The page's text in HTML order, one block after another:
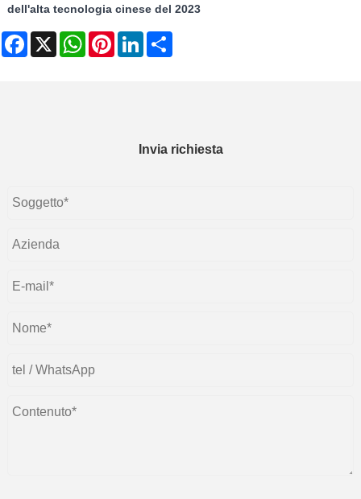
dell'alta tecnologia cinese del 2023
Facebook
X WhatsAppPinterestLinkedIn
Invia richiesta